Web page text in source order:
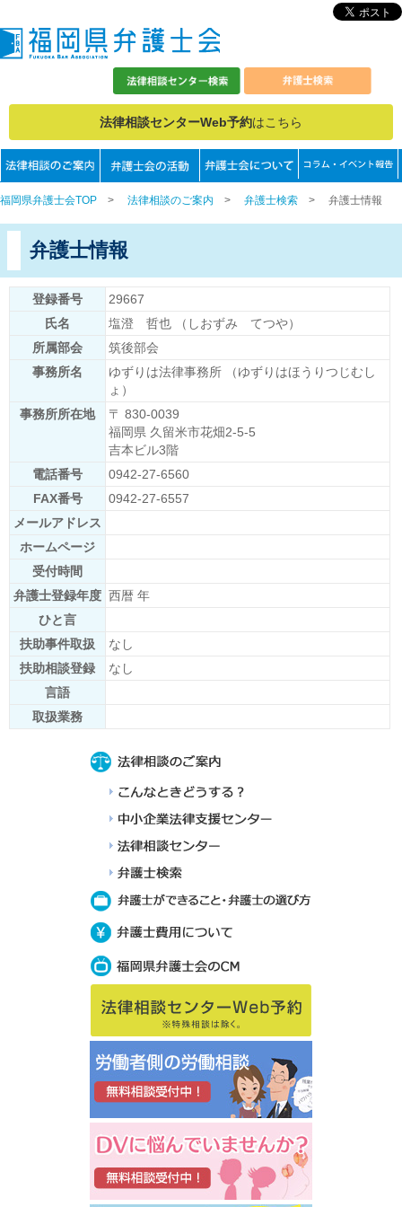
法律相談センターWeb予約はこちら
福岡県弁護士会TOP > 法律相談のご案内 > 弁護士検索 > 弁護士情報
弁護士情報
登録番号
29667
氏名
塩澄 哲也 （しおずみ てつや）
所属部会
筑後部会
事務所名
ゆずりは法律事務所 （ゆずりはほうりつじむし
ょ）
事務所所在地
〒 830-0039
福岡県 久留米市花畑2-5-5
吉本ビル3階
電話番号
0942-27-6560
FAX番号
0942-27-6557
メールアドレス
ホームページ
受付時間
弁護士登録年度 西暦 年
ひと言
扶助事件取扱
なし
扶助相談登録
なし
言語
取扱業務